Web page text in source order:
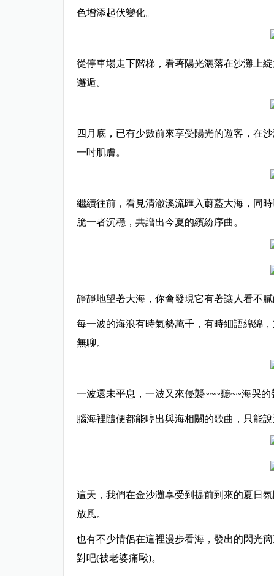
色增添起伏變化。
從停車場走下階梯，看著陽光灑落在沙灘上
邂逅。
四月底，已有少數前來享受陽光的遊客，在
一吋肌膚。
繼續往前，看見清澈溪流匯入蔚藍大海，同
脆一者沉穩，共譜出今夏的繽紛序曲。
靜靜地望著大海，你會發現它有著讓人看不膩
每一波的海浪有時氣勢萬千，有時細語綿綿
無聊。
一波還未平息，一波又來侵襲~~~聽~~海哭
腦海裡隨便都能哼出與海相關的歌曲，只能
這天，我們在金沙灘享受到提前到來的夏日
放風。
也有不少情侶在這裡漫步看海，發出的閃光
對吧(被老婆痛毆)。